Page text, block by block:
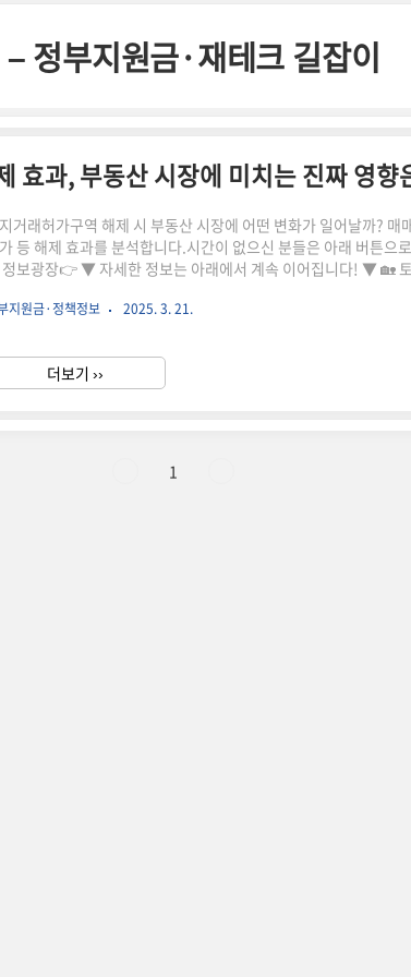
정부지원금·재테크 길잡이
효과, 부동산 시장에 미치는 진짜 영향
거래허가구역 해제 시 부동산 시장에 어떤 변화가 일어날까? 매
등 해제 효과를 분석합니다.시간이 없으신 분들은 아래 버튼으
보광장👉 ▼ 자세한 정보는 아래에서 계속 이어집니다! ▼ 🏡 토지거래허가구역 해제 효
역입니다.해제되면 해당 규제가 사라져 거래가 자유로워지며 부
, 거래량 증가가격 변화 – 단기 상승 후 중장기 안정화 가능성투
자 문의 증가개발 및 건축 수요 증가 – 사업 추진 용이📉 해..
지원금·정책정보 2025. 3. 21.
더보기 ››
1